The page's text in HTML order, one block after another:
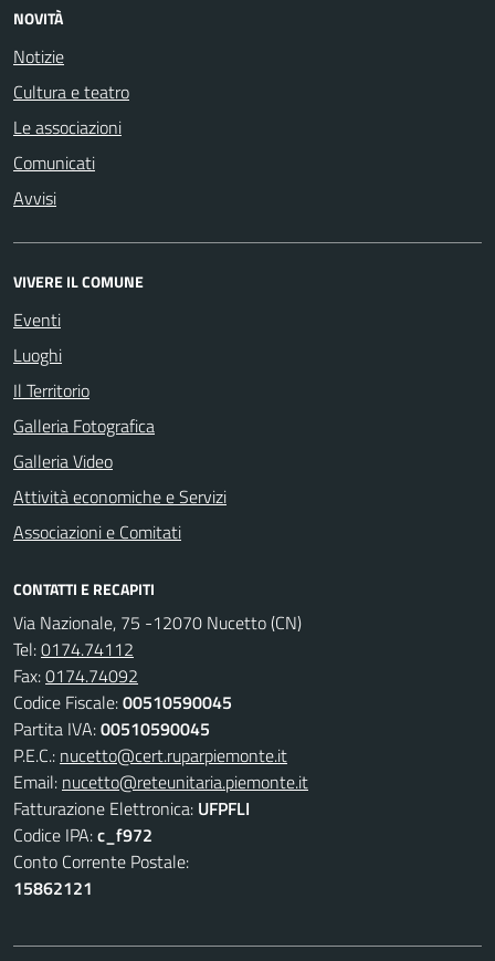
NOVITÀ
Notizie
Cultura e teatro
Le associazioni
Comunicati
Avvisi
VIVERE IL COMUNE
Eventi
Luoghi
Il Territorio
Galleria Fotografica
Galleria Video
Attività economiche e Servizi
Associazioni e Comitati
CONTATTI E RECAPITI
Via Nazionale, 75 -12070 Nucetto (CN)
Tel:0174.74112
Fax:0174.74092
Codice Fiscale:00510590045
Partita IVA:00510590045
P.E.C.: nucetto@cert.ruparpiemonte.it
Email: nucetto@reteunitaria.piemonte.it
Fatturazione Elettronica: UFPFLI
Codice IPA:c_f972
Conto Corrente Postale:
15862121